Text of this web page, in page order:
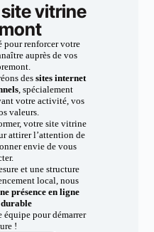
vitrine
pour renforcer votre
auprès de vos
dessites internet
, spécialement
votre activité, vos
valeurs.
votre site vitrine
attirer l’attention de
envie de vous
et une structure
local, nous
présence en ligne
équipe pour démarrer
!